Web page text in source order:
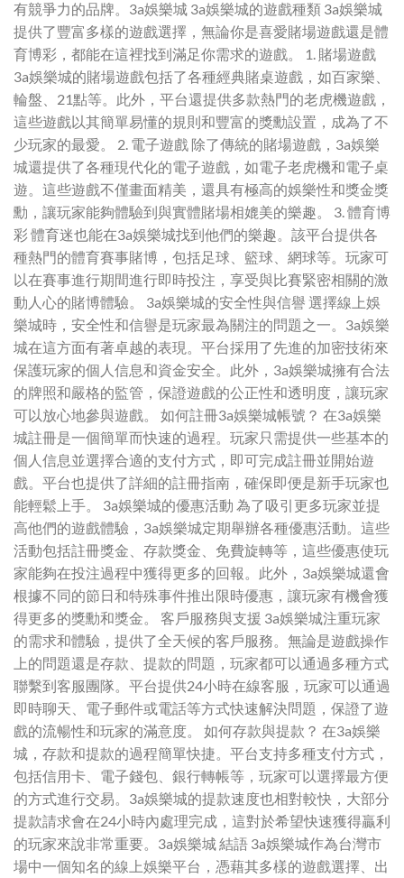
有競爭力的品牌。3a娛樂城 3a娛樂城的遊戲種類 3a娛樂城
提供了豐富多樣的遊戲選擇，無論你是喜愛賭場遊戲還是體
育博彩，都能在這裡找到滿足你需求的遊戲。 1. 賭場遊戲
3a娛樂城的賭場遊戲包括了各種經典賭桌遊戲，如百家樂、
輪盤、21點等。此外，平台還提供多款熱門的老虎機遊戲，
這些遊戲以其簡單易懂的規則和豐富的獎勳設置，成為了不
少玩家的最愛。 2. 電子遊戲 除了傳統的賭場遊戲，3a娛樂
城還提供了各種現代化的電子遊戲，如電子老虎機和電子桌
遊。這些遊戲不僅畫面精美，還具有極高的娛樂性和獎金獎
勳，讓玩家能夠體驗到與實體賭場相媲美的樂趣。 3. 體育博
彩 體育迷也能在3a娛樂城找到他們的樂趣。該平台提供各
種熱門的體育賽事賭博，包括足球、籃球、網球等。玩家可
以在賽事進行期間進行即時投注，享受與比賽緊密相關的激
動人心的賭博體驗。 3a娛樂城的安全性與信譽 選擇線上娛
樂城時，安全性和信譽是玩家最為關注的問題之一。3a娛樂
城在這方面有著卓越的表現。平台採用了先進的加密技術來
保護玩家的個人信息和資金安全。此外，3a娛樂城擁有合法
的牌照和嚴格的監管，保證遊戲的公正性和透明度，讓玩家
可以放心地參與遊戲。 如何註冊3a娛樂城帳號？ 在3a娛樂
城註冊是一個簡單而快速的過程。玩家只需提供一些基本的
個人信息並選擇合適的支付方式，即可完成註冊並開始遊
戲。平台也提供了詳細的註冊指南，確保即便是新手玩家也
能輕鬆上手。 3a娛樂城的優惠活動 為了吸引更多玩家並提
高他們的遊戲體驗，3a娛樂城定期舉辦各種優惠活動。這些
活動包括註冊獎金、存款獎金、免費旋轉等，這些優惠使玩
家能夠在投注過程中獲得更多的回報。此外，3a娛樂城還會
根據不同的節日和特殊事件推出限時優惠，讓玩家有機會獲
得更多的獎勳和獎金。 客戶服務與支援 3a娛樂城注重玩家
的需求和體驗，提供了全天候的客戶服務。無論是遊戲操作
上的問題還是存款、提款的問題，玩家都可以通過多種方式
聯繫到客服團隊。平台提供24小時在線客服，玩家可以通過
即時聊天、電子郵件或電話等方式快速解決問題，保證了遊
戲的流暢性和玩家的滿意度。 如何存款與提款？ 在3a娛樂
城，存款和提款的過程簡單快捷。平台支持多種支付方式，
包括信用卡、電子錢包、銀行轉帳等，玩家可以選擇最方便
的方式進行交易。3a娛樂城的提款速度也相對較快，大部分
提款請求會在24小時內處理完成，這對於希望快速獲得贏利
的玩家來說非常重要。3a娛樂城 結語 3a娛樂城作為台灣市
場中一個知名的線上娛樂平台，憑藉其多樣的遊戲選擇、出